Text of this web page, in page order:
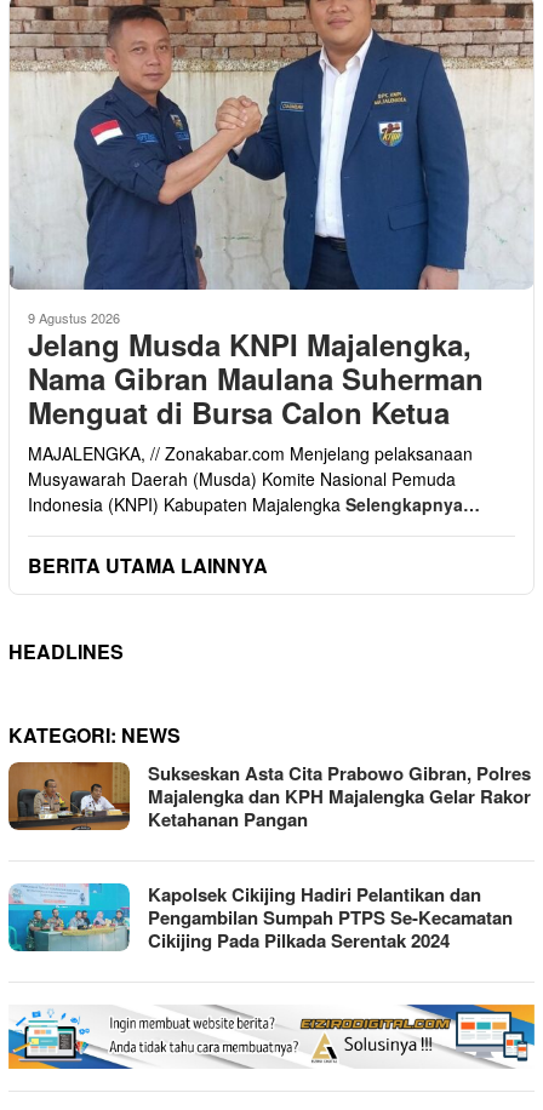
9 Agustus 2026
Jelang Musda KNPI Majalengka,
Nama Gibran Maulana Suherman
Menguat di Bursa Calon Ketua
MAJALENGKA, // Zonakabar.com Menjelang pelaksanaan
Musyawarah Daerah (Musda) Komite Nasional Pemuda
Indonesia (KNPI) Kabupaten Majalengka Selengkapnya…
BERITA UTAMA LAINNYA
HEADLINES
KATEGORI: NEWS
Sukseskan Asta Cita Prabowo Gibran, Polres
Majalengka dan KPH Majalengka Gelar Rakor
Ketahanan Pangan
Kapolsek Cikijing Hadiri Pelantikan dan
Pengambilan Sumpah PTPS Se-Kecamatan
Cikijing Pada Pilkada Serentak 2024